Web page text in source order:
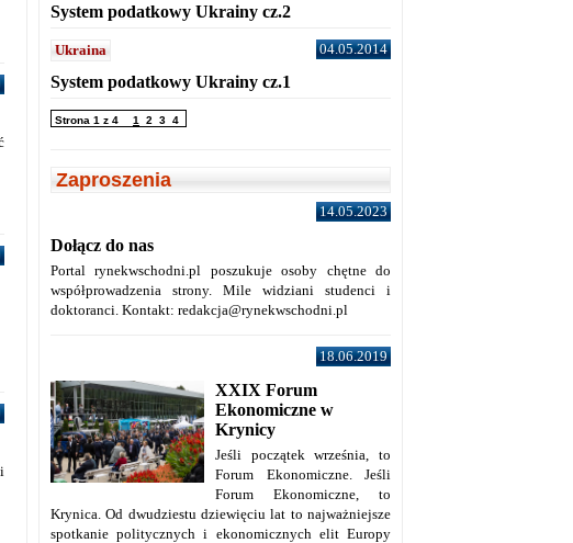
System podatkowy Ukrainy cz.2
Ukraina 04.05.2014
System podatkowy Ukrainy cz.1
Strona 1 z 4 1 2 3 4
Zaproszenia
14.05.2023
Dołącz do nas
Portal rynekwschodni.pl poszukuje osoby chętne do
współprowadzenia strony. Mile widziani studenci i
doktoranci. Kontakt: redakcja@rynekwschodni.pl
18.06.2019
XXIX Forum
Ekonomiczne w
Krynicy
Jeśli początek września, to
Forum Ekonomiczne. Jeśli
Forum Ekonomiczne, to
Krynica. Od dwudziestu dziewięciu lat to najważniejsze
spotkanie politycznych i ekonomicznych elit Europy